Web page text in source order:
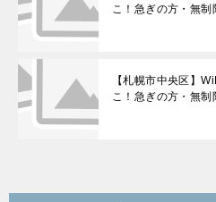
こ！急ぎの方・無制
【札幌市中央区】
こ！急ぎの方・無制